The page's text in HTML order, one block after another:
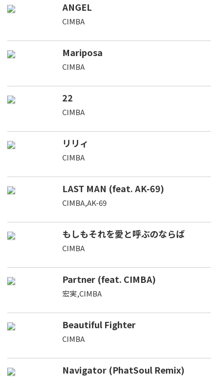
ANGEL
CIMBA
Mariposa
CIMBA
22
CIMBA
リリィ
CIMBA
LAST MAN (feat. AK-69)
CIMBA,AK-69
もしもそれを愛と呼ぶのならば
CIMBA
Partner (feat. CIMBA)
宏実,CIMBA
Beautiful Fighter
CIMBA
Navigator (PhatSoul Remix)